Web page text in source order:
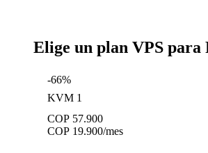
Elige un plan VPS para
-66%
KVM 1
COP 57.900
COP 19.900/mes